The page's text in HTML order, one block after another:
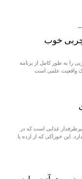
چربی خوب
را به طور کامل از برنامه
یک واقعیت علمی است
غذایی است که در
این خوراکی که از ارده یا